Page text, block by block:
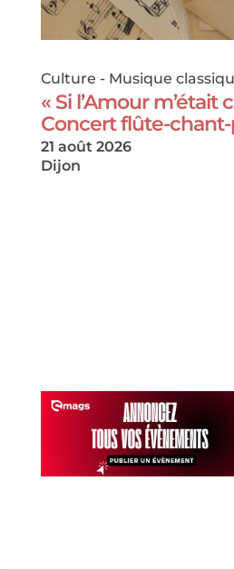
Culture - Musique
« Si l’Amour m’était
Concert flûte-
21 août 2026
Dijon